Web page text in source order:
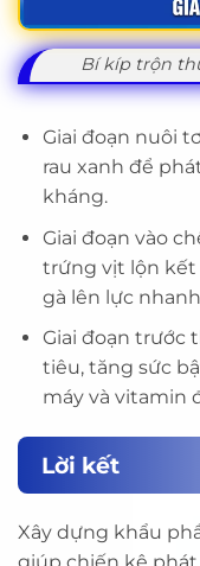
Bí kíp trộn
Giai đoạn nuôi
rau xanh để
kháng.
Giai đoạn vào
trứng vịt lộn kết
gà lên lực
Giai đoạn trước
tiêu, tăng sức
máy và vitamin
Lời kết
Xây dựng khẩu